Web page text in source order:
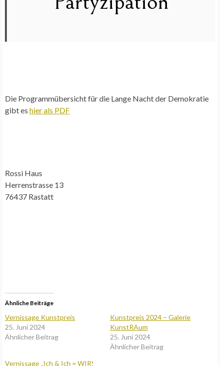
Die Programmübersicht für die Lange Nacht der Demokratie
gibt es hier als PDF
Rossi Haus
Herrenstrasse 13
76437 Rastatt
Ähnliche Beiträge
Vernissage Kunstpreis
25. Juni 2024
Ähnlicher Beitrag
Kunstpreis 2024 – Galerie
KunstRAum
25. Juni 2024
Ähnlicher Beitrag
Vernissage „Ich & Ich = WIR!